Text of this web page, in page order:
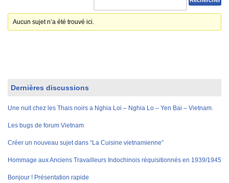
Aucun sujet n’a été trouvé ici.
Dernières discussions
Une nuit chez les Thais noirs a Nghia Loi – Nghia Lo – Yen Bai – Vietnam.
Les bugs de forum Vietnam
Créer un nouveau sujet dans “La Cuisine vietnamienne”
Hommage aux Anciens Travailleurs Indochinois réquisitionnés en 1939/1945
Bonjour ! Présentation rapide